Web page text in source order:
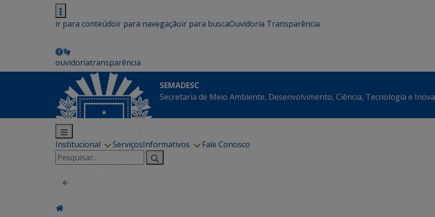
ir para conteúdoir para navegaçãoir para buscaOuvidoria Transparência
ouvidoriatransparência
SEMADESC
Secretaria de Meio Ambiente, Desenvolvimento, Ciência, Tecnologia e
Institucional ServiçosInformativos
Fale Conosco
Pesquisar
por: